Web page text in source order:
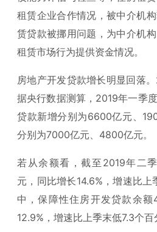
租赁企业合作情况，被中介机
赁贷款被挪用问题，为中介机
租赁市场行为提供资金情况。
房地产开发贷款增长明显回落
据央行数据测算，2019年一季
贷款新增分别为6600亿元、
分别为7000亿元、4800亿元。
若从余额看，截至2019年二
元，同比增长14.6%，增速比
中，保障性住房开发贷款余额
12.9%，增速比上季末低7.3个百